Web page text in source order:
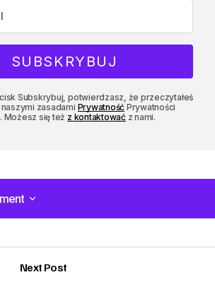
Subskrybuj, potwierdzasz, że przeczytałeś
zasadami Prywatność Prywatności
. Możesz się też z kontaktowaćz nami.
Next Post